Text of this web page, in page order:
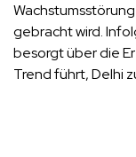
gebracht wird.
besorgt über die
Trend führt, Delhi